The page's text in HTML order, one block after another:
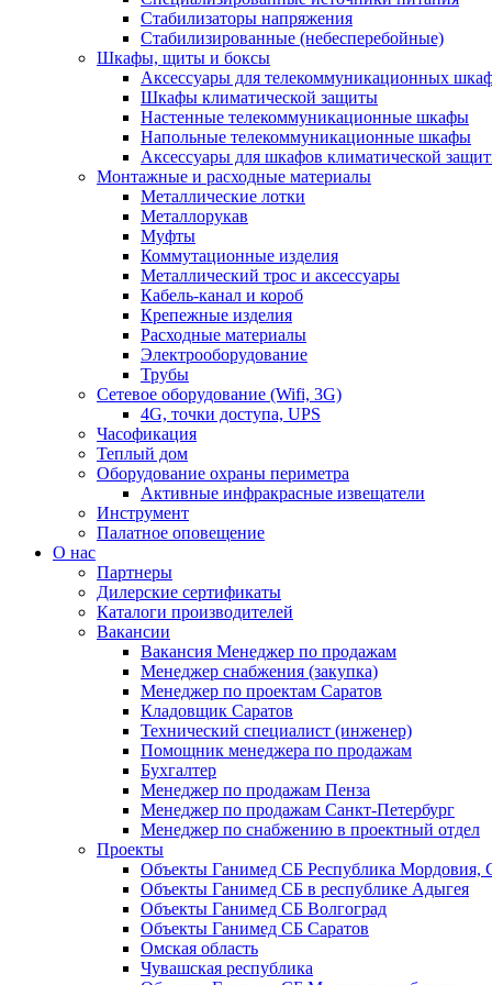
Стабилизаторы напряжения
Стабилизированные (небесперебойные)
Шкафы, щиты и боксы
Аксессуары для телекоммуникационных
Шкафы климатической защиты
Настенные телекоммуникационные шкафы
Напольные телекоммуникационные шкафы
Аксессуары для шкафов климатической
Монтажные и расходные материалы
Металлические лотки
Металлорукав
Муфты
Коммутационные изделия
Металлический трос и аксессуары
Кабель-канал и короб
Крепежные изделия
Расходные материалы
Электрооборудование
Трубы
Сетевое оборудование (Wifi, 3G)
4G, точки доступа, UPS
Часофикация
Теплый дом
Оборудование охраны периметра
Активные инфракрасные извещатели
Инструмент
Палатное оповещение
О нас
Партнеры
Дилерские сертификаты
Каталоги производителей
Вакансии
Вакансия Менеджер по продажам
Менеджер снабжения (закупка)
Менеджер по проектам Саратов
Кладовщик Саратов
Технический специалист (инженер)
Помощник менеджера по продажам
Бухгалтер
Менеджер по продажам Пенза
Менеджер по продажам Санкт-Петербург
Менеджер по снабжению в проектный отдел
Проекты
Объекты Ганимед СБ Республика Мордовия,
Объекты Ганимед СБ в республике Адыгея
Объекты Ганимед СБ Волгоград
Объекты Ганимед СБ Саратов
Омская область
Чувашская республика